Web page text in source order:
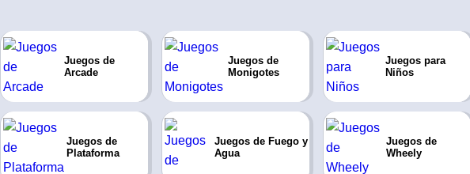
Juegos de
Arcade
Juegos de
Monigotes
Juegos para
Niños
Juegos de
Plataforma
Juegos de Fuego y
Agua
Juegos de
Wheely